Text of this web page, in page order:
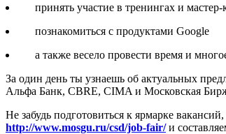
принять участие в тренингах и мастер-
познакомиться с продуктами Google
а также весело провести время и
За один день ты узнаешь об актуальных
Альфа Банк, CBRE, CIMA и Московская
Не забудь подготовиться к ярмарке
http://www.mosgu.ru/csd/job-fair/ и